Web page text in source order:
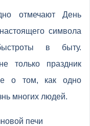
отмечают День
символа
в быту.
только праздник
о том, как одно
многих людей.
печи